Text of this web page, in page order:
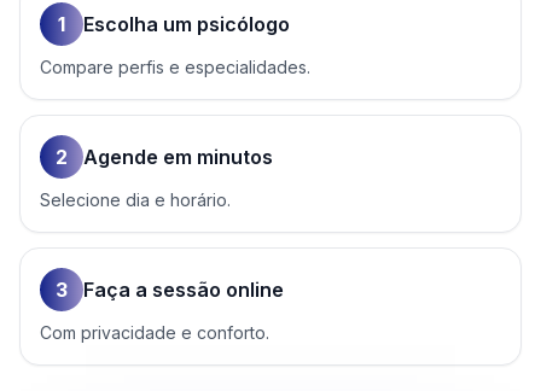
1 Escolha um psicólogo
Compare perfis e especialidades.
2 Agende em minutos
Selecione dia e horário.
3 Faça a sessão online
Com privacidade e conforto.